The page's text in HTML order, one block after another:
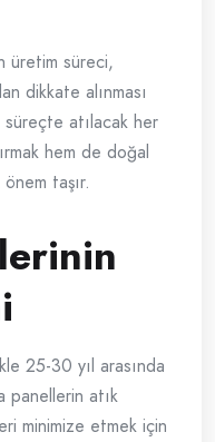
üretim süreci,
dikkate alınması
atılacak her
hem de doğal
taşır.
25-30 yıl arasında
panellerin atık
minimize etmek için